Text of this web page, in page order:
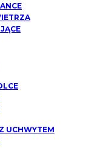
UCHWYTEM